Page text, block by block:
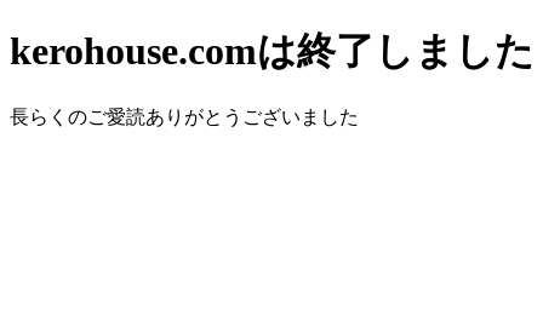
kerohouse.comは終了しました
長らくのご愛読ありがとうございました